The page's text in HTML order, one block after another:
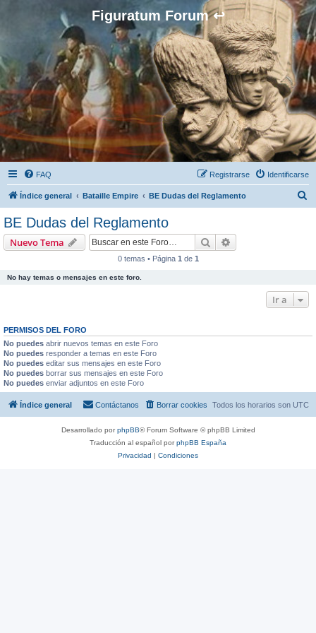
Figuratum Forum ↩
FAQ Identificarse
Registrarse
Índice general Bataille Empire BE Dudas del Reglamento
BE Dudas del Reglamento
Nuevo Tema Buscar
0 temas • Página 1 de 1
No hay temas o mensajes en este foro.
Ir a
PERMISOS DEL FORO
No puedes abrir nuevos temas en este Foro
No puedes responder a temas en este Foro
No puedes editar sus mensajes en este Foro
No puedes borrar sus mensajes en este Foro
No puedes enviar adjuntos en este Foro
Índice general Todos los horarios son UTC
Borrar cookies
Contáctanos
Desarrollado porphpBB® Forum Software © phpBB Limited
Traducción al español porphpBB España
Privacidad | Condiciones